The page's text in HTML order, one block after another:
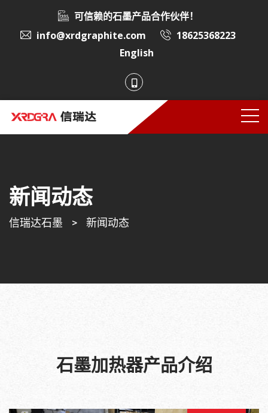
可信赖的石墨产品合作伙伴！
info@xrdgraphite.com
18625368223
English
新闻动态
信瑞达石墨 > 新闻动态
石墨加热器产品介绍